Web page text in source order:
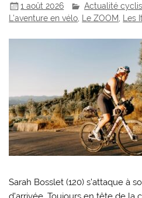
1 août 2026 Actualité
L'aventure en vélo, Le ZOOM, Les
Sarah Bosslet (120) s’attaque à